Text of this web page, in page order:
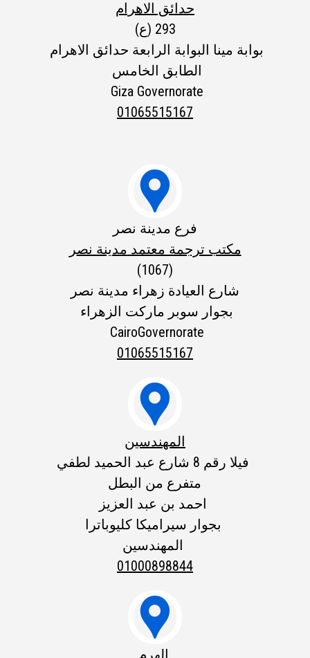
حدائق الاهرام
(ع) 293
بوابة مینا البوابة الرابعة حدائق الاهرام
الطابق الخامس
Giza Governorate
01065515167

فرع مدينة نصر
مكتب ترجمة معتمد مدينة نصر
(1067)
شارع العيادة زهراء مدينة نصر
بجوار سوبر ماركت الزهراء
CairoGovernorate
01065515167

المهندسين
متفرع من البطل
01000898844
